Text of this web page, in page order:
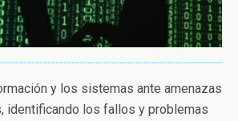
y los sistemas ante amenazas
identificando los fallos y problemas